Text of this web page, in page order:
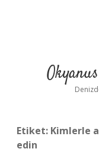
Etiket: Kimlerle
edin